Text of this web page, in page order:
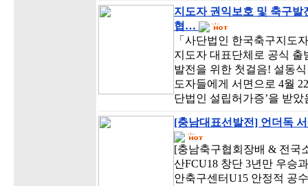
지도자 권익보호 및 축구
협…
「사단법인 한국축구지도
지도자 대표단체로 공식
발전을 위한 첫걸음! 설동
도자들에게 서면으로 4월
단법인 설립허가증’을 받
[충남대표선발전] 언더독
[충남축구협회장배 & 전국
산FCU18 창단 3년만 우승
안축구센터U15 안정적 공